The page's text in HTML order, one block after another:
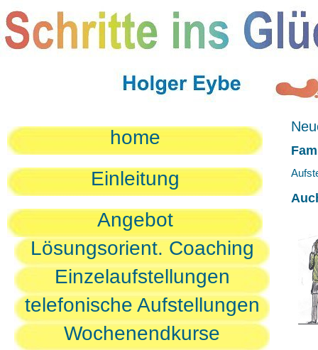
home
Einleitung
Angebot
Lösungsorient. Coaching
Einzelaufstellungen
telefonische Aufstellungen
Wochenendkurse